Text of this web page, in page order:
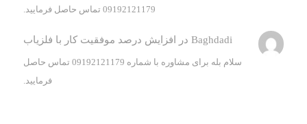
09192121179 تماس حاصل فرمایید.
Baghdadi در افزایش درصد موفقیت کار با فلزیاب
سلام بله برای مشاوره با شماره 09192121179 تماس حاصل
فرمایید.